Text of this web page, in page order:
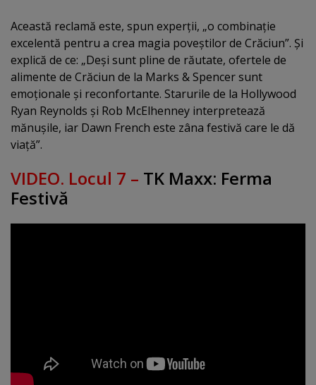
Această reclamă este, spun experţii, „o combinaţie
excelentă pentru a crea magia poveştilor de Crăciun”. Şi
explică de ce: „Deşi sunt pline de răutate, ofertele de
alimente de Crăciun de la Marks & Spencer sunt
emoţionale şi reconfortante. Starurile de la Hollywood
Ryan Reynolds şi Rob McElhenney interpretează
mănuşile, iar Dawn French este zâna festivă care le dă
viaţă”.
VIDEO. Locul 7 – TK Maxx: Ferma
Festivă